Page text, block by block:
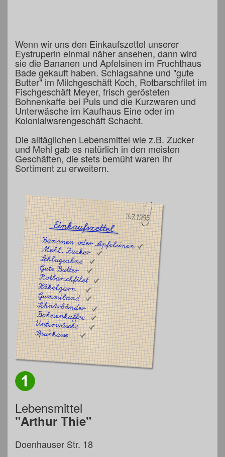
Wenn wir uns den Einkaufszettel unserer
Eystruperin einmal näher ansehen, dann wird
sie die Bananen und Apfelsinen im Fruchthaus
Bade gekauft haben. Schlagsahne und "gute
Butter" im Milchgeschäft Koch, Rotbarschfilet im
Fischgeschäft Meyer, frisch gerösteten
Bohnenkaffe bei Puls und die Kurzwaren und
Unterwäsche im Kaufhaus Eine oder im
Kolonialwarengeschäft Schacht.
Die alltäglichen Lebensmittel wie z.B. Zucker
und Mehl gab es natürlich in den meisten
Geschäften, die stets bemüht waren ihr
Sortiment zu erweitern.
Lebensmittel
"Arthur Thie"
Doenhauser Str. 18